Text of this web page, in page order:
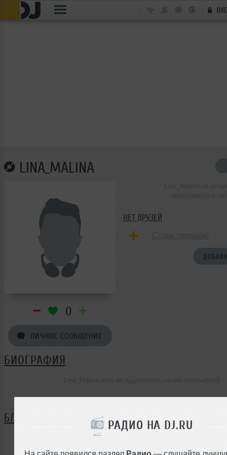
РАДИО НА DJ.RU
На сайте появился раздел Радио — слушайте
LINA_MALINA
0
ЛИЧНОЕ СООБЩЕНИЕ
НЕТ ДРУЗЕЙ
БИОГРАФИЯ
БЛОГ